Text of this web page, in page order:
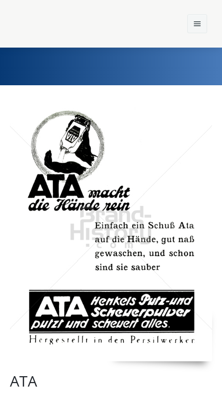
Einst und Heute
Marken
Konzerne
Epoche
ATA